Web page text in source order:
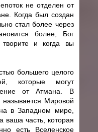
не отделен от
Когда был создан
стал более через
более, Бог
и когда вы
большего целого
которые могут
от Атмана. В
называется Мировой
в Западном мире,
ваша часть, которая
есть Вселенское